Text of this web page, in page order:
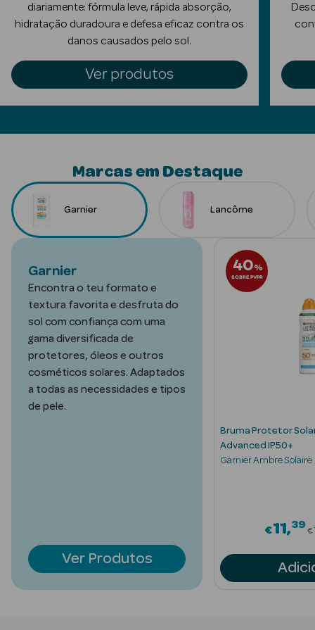
Anti-
envelhecimento
Limpeza Facial
Faciais
Água Termal
Esfoliantes
Lábios
Coffrets
Acessórios
Banho
diariamente: fórmula leve, rápida absorção,
hidratação duradoura e defesa eficaz contra os
danos causados pelo sol.
Ver produtos
Marcas em Destaque
Garnier Lancôme
Garnier
Encontra o teu formato e
textura favorita e desfruta do
sol com confiança com uma
gama diversificada de
protetores, óleos e outros
cosméticos solares. Adaptados
a todas as necessidades e tipos
de pele.
Ver Produtos
40%
SOBRE PVPR
Bruma Protetor
Advanced IP50+
Garnier Ambre Solaire
€11 39
€